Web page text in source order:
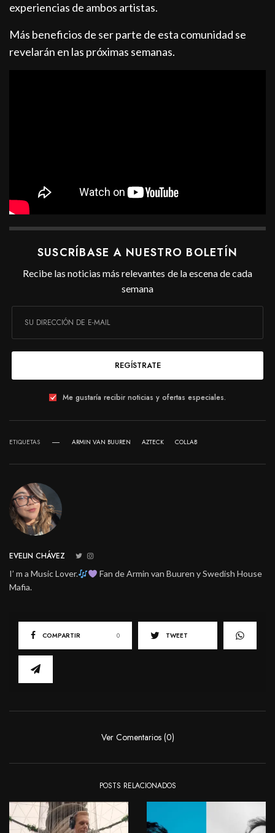
experiencias de ambos artistas.
Más beneficios de ser parte de esta comunidad se
revelarán en las próximas semanas.
SUSCRÍBASE A NUESTRO BOLETÍN
Recibe las noticias más relevantes de la escena de cada
semana
REGÍSTRATE
Me gustaría recibir noticias y ofertas especiales.
ETIQUETAS ARMIN VAN BUUREN AZTECK COLLAB
EVELIN CHÁVEZ
I’ m a Music Lover.
Fan de Armin van Buuren y Swedish House
Mafia.
COMPARTIR 0 TWEET
Ver Comentarios (0)
POSTS RELACIONADOS